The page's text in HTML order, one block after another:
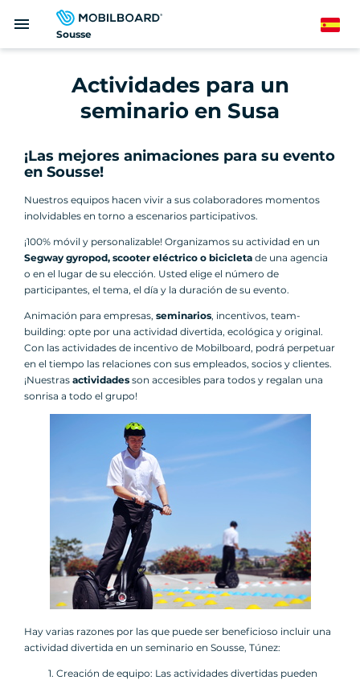
Sousse
menu Spanish
Actividades para un
seminario en Susa
¡Las mejores animaciones para su evento
en Sousse!
Nuestros equipos hacen vivir a sus colaboradores momentos
inolvidables en torno a escenarios participativos.
¡100% móvil y personalizable! Organizamos su actividad en un
Segway gyropod, scooter eléctrico o bicicleta de una agencia
o en el lugar de su elección. Usted elige el número de
participantes, el tema, el día y la duración de su evento.
Animación para empresas, seminarios, incentivos, team-
building: opte por una actividad divertida, ecológica y original.
Con las actividades de incentivo de Mobilboard, podrá perpetuar
en el tiempo las relaciones con sus empleados, socios y clientes.
¡Nuestras actividades son accesibles para todos y regalan una
sonrisa a todo el grupo!
Hay varias razones por las que puede ser beneficioso incluir una
actividad divertida en un seminario en Sousse, Túnez:
Creación de equipo: Las actividades divertidas pueden